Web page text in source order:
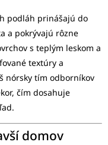
podláh prinášajú do
a pokrývajú rôzne
s teplým leskom a
textúry a
nórsky tím odborníkov
čím dosahuje
domov